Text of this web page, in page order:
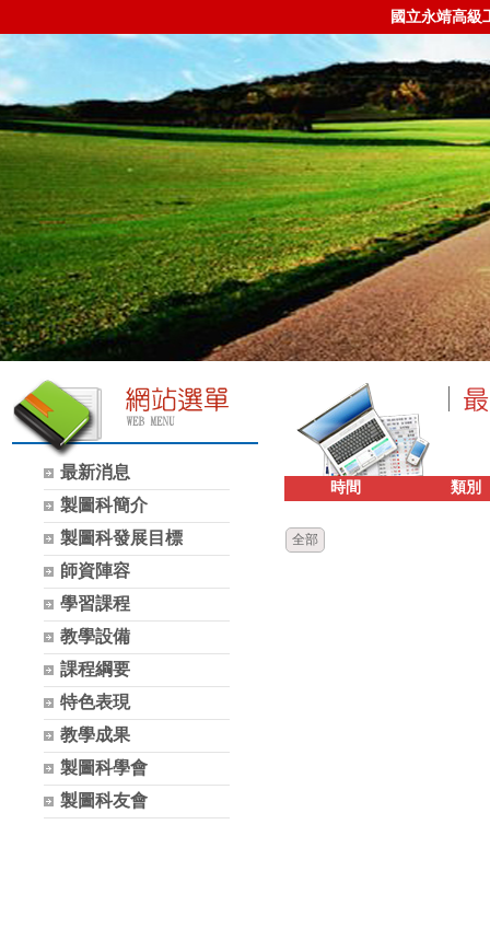
國立永靖高級
最新消息
製圖科簡介
製圖科發展目標
師資陣容
學習課程
教學設備
課程綱要
特色表現
教學成果
製圖科學會
製圖科友會
時間 類別
全部